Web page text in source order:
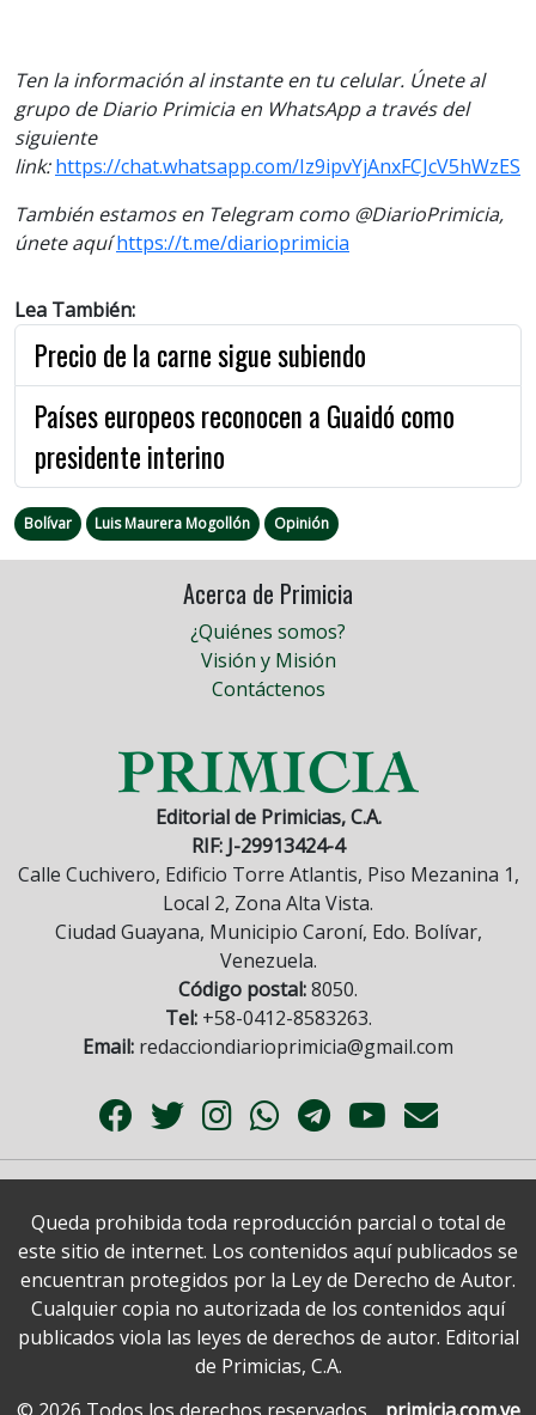
Ten la información al instante en tu celular. Únete al
grupo de Diario Primicia en WhatsApp a través del
siguiente
link:https://chat.whatsapp.com/Iz9ipvYjAnxFCJcV5hWzES
También estamos en Telegram como @DiarioPrimicia,
únete aquí https://t.me/diarioprimicia
Lea También:
Precio de la carne sigue subiendo
Países europeos reconocen a Guaidó como
presidente interino
Bolívar Luis Maurera Mogollón Opinión
Acerca de Primicia
¿Quiénes somos?
Visión y Misión
Contáctenos
Editorial de Primicias, C.A.
RIF: J-29913424-4
Calle Cuchivero, Edificio Torre Atlantis, Piso Mezanina 1,
Local 2, Zona Alta Vista.
Ciudad Guayana, Municipio Caroní, Edo. Bolívar,
Venezuela.
Código postal:8050.
Tel:+58-0412-8583263.
Email: redacciondiarioprimicia@gmail.com
Queda prohibida toda reproducción parcial o total de
este sitio de internet. Los contenidos aquí publicados se
encuentran protegidos por la Ley de Derecho de Autor.
Cualquier copia no autorizada de los contenidos aquí
publicados viola las leyes de derechos de autor. Editorial
de Primicias, C.A.